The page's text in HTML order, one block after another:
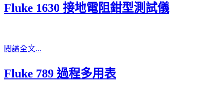
Fluke 1630 接地電阻鉗型測試儀
閱讀全文...
Fluke 789 過程多用表